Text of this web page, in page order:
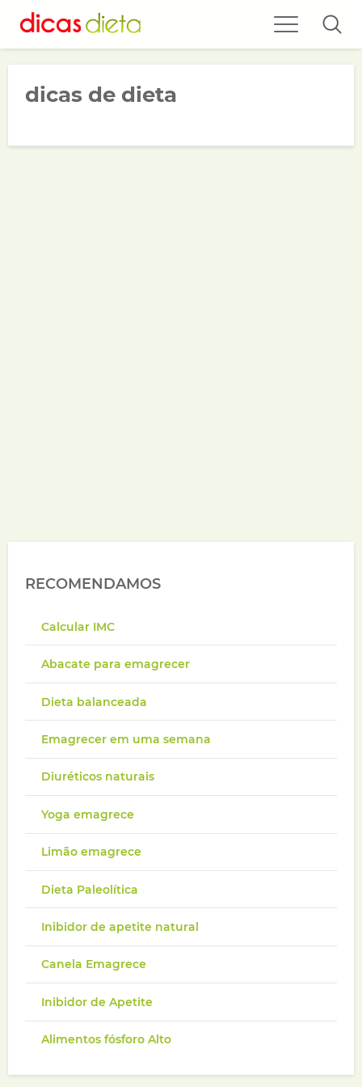
dicas de dieta
RECOMENDAMOS
Calcular IMC
Abacate para emagrecer
Dieta balanceada
Emagrecer em uma semana
Diuréticos naturais
Yoga emagrece
Limão emagrece
Dieta Paleolítica
Inibidor de apetite natural
Canela Emagrece
Inibidor de Apetite
Alimentos fósforo Alto